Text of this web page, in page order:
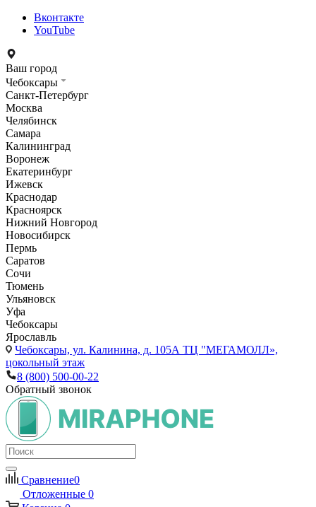
Вконтакте
YouTube
Ваш город
Чебоксары
Санкт-Петербург
Москва
Челябинск
Самара
Калининград
Воронеж
Екатеринбург
Ижевск
Краснодар
Красноярск
Нижний Новгород
Новосибирск
Пермь
Саратов
Сочи
Тюмень
Ульяновск
Уфа
Чебоксары
Ярославль
Чебоксары, ул. Калинина, д. 105А ТЦ "МЕГАМОЛЛ»,
цокольный этаж
8 (800) 500-00-22
Обратный звонок
Сравнение0
Отложенные 0